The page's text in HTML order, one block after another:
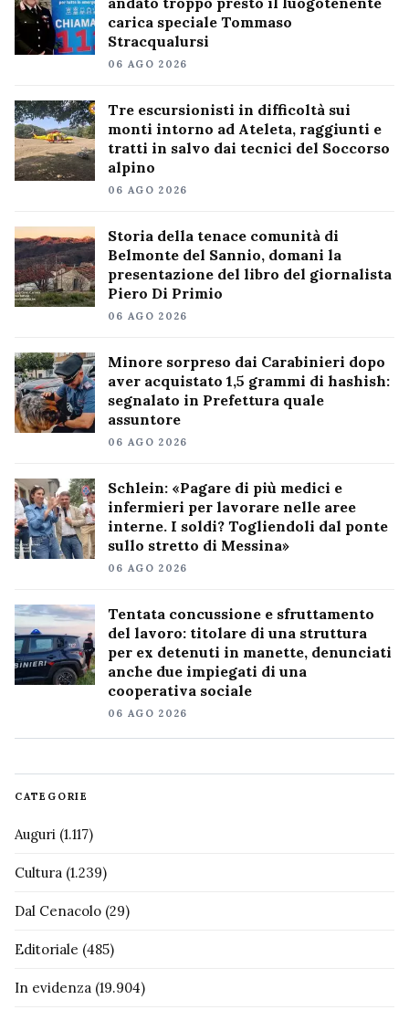
carica speciale Tommaso
Stracqualursi
06 AGO 2026
Tre escursionisti in difficoltà sui
monti intorno ad Ateleta, raggiunti e
tratti in salvo dai tecnici del Soccorso
alpino
06 AGO 2026
Storia della tenace comunità di
Belmonte del Sannio, domani la
presentazione del libro del giornalista
Piero Di Primio
06 AGO 2026
Minore sorpreso dai Carabinieri dopo
aver acquistato 1,5 grammi di hashish:
segnalato in Prefettura quale
assuntore
06 AGO 2026
Schlein: «Pagare di più medici e
infermieri per lavorare nelle aree
interne. I soldi? Togliendoli dal ponte
sullo stretto di Messina»
06 AGO 2026
Tentata concussione e sfruttamento
del lavoro: titolare di una struttura
per ex detenuti in manette, denunciati
anche due impiegati di una
cooperativa sociale
06 AGO 2026
CATEGORIE
Auguri (1.117)
Cultura (1.239)
Dal Cenacolo (29)
Editoriale (485)
In evidenza (19.904)